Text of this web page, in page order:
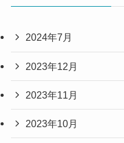
2024年7月
2023年12月
2023年11月
2023年10月